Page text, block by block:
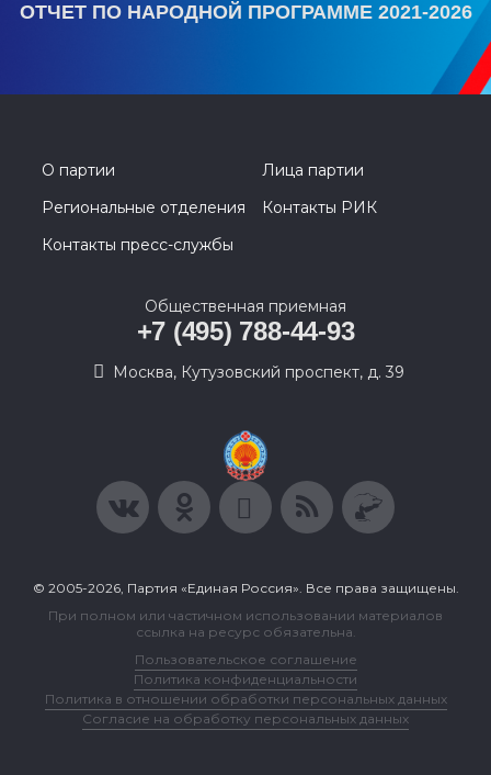
ОТЧЕТ ПО НАРОДНОЙ ПРОГРАММЕ 2021-2026
О партии
Лица партии
Региональные отделения
Контакты РИК
Контакты пресс-службы
Общественная приемная
+7 (495) 788-44-93
Москва, Кутузовский проспект, д. 39
© 2005-2026, Партия «Единая Россия». Все права защищены.
При полном или частичном использовании материалов
ссылка на ресурс обязательна.
Пользовательское соглашение
Политика конфиденциальности
Политика в отношении обработки персональных данных
Согласие на обработку персональных данных